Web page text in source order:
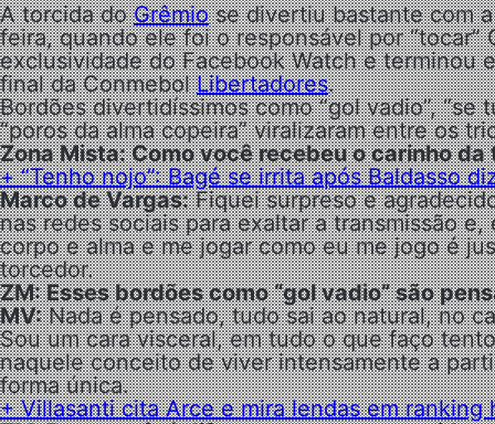
A torcida doGrêmiose divertiu bastante com
feira, quando ele foi o responsável por
exclusividade do Facebook Watch e terminou
final da ConmebolLibertadores.
Bordões divertidíssimos como “gol vadio”,
“poros da alma copeira” viralizaram entre os
Zona Mista: Como você recebeu o carinho
+ “Tenho nojo”: Bagé se irrita após Baldasso
Marco de Vargas:Fiquei surpreso e
nas redes sociais para exaltar a transmissão
corpo e alma e me jogar como eu me jogo é
torcedor.
ZM: Esses bordões como “gol vadio” são
MV:Nada é pensado, tudo sai ao natural, no
Sou um cara visceral, em tudo o que faço
naquele conceito de viver intensamente a
forma única.
+ Villasanti cita Arce e mira lendas em ranking